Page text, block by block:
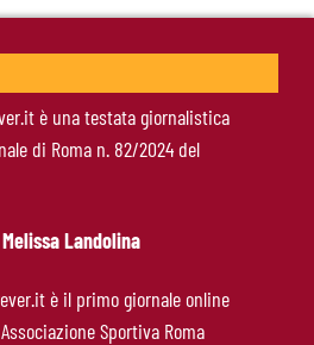
Roma, messaggio Scudetto: “Non sono
Roma, nuova era nel vivaio: raccoglie
di Bruno Conti
è una testata giornalistica
di Roma n. 82/2024 del
Landolina
è il primo giornale online
Sportiva Roma